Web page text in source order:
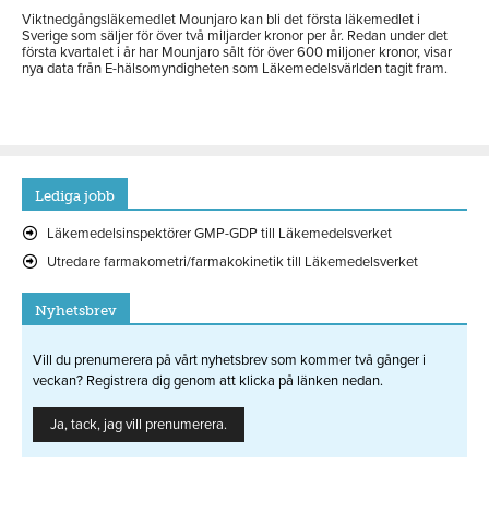
Viktnedgångsläkemedlet Mounjaro kan bli det första läkemedlet i
Sverige som säljer för över två miljarder kronor per år. Redan under det
första kvartalet i år har Mounjaro sålt för över 600 miljoner kronor, visar
nya data från E-hälsomyndigheten som Läkemedelsvärlden tagit fram.
Lediga jobb
Läkemedelsinspektörer GMP-GDP till Läkemedelsverket
Utredare farmakometri/farmakokinetik till Läkemedelsverket
Nyhetsbrev
Vill du prenumerera på vårt nyhetsbrev som kommer två gånger i
veckan? Registrera dig genom att klicka på länken nedan.
Ja, tack, jag vill prenumerera.